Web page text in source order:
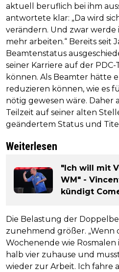
aktuell beruflich bei ihm
antwortete klar: „Da wird
verändern. Und zwar
mehr arbeiten.“ Bereits seit
Beamtenstatus
seiner Karriere auf der
können. Als Beamter hätte
reduzieren können, wie es
nötig gewesen wäre.
Teilzeit auf seiner alten
geändertem Status und
Weiterlesen
"Ich will mit
WM" -
kündigt
Die Belastung der
zunehmend größer. „Wenn
Wochenende wie Rosmalen
halb vier zuhause und
wieder zur Arbeit. Ich fahre